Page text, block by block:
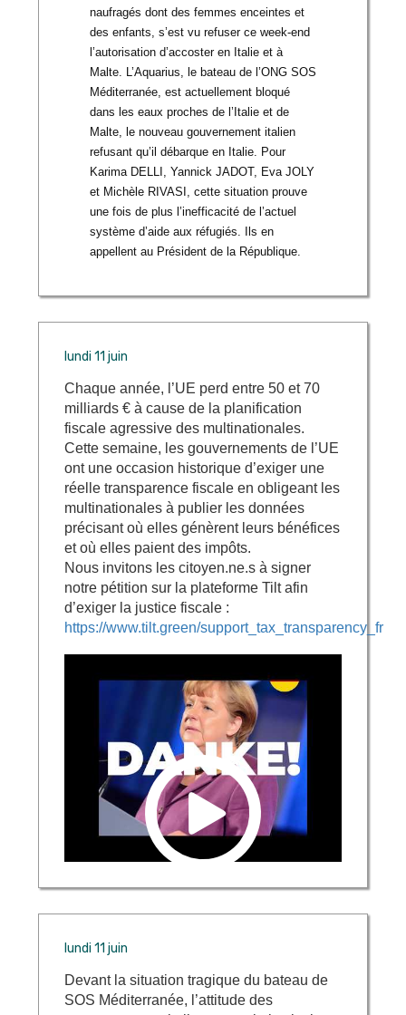
naufragés dont des femmes enceintes et
des enfants, s’est vu refuser ce week-end
l’autorisation d’accoster en Italie et à
Malte. L’Aquarius, le bateau de l’ONG SOS
Méditerranée, est actuellement bloqué
dans les eaux proches de l’Italie et de
Malte, le nouveau gouvernement italien
refusant qu’il débarque en Italie. Pour
Karima DELLI, Yannick JADOT, Eva JOLY
et Michèle RIVASI, cette situation prouve
une fois de plus l’inefficacité de l’actuel
système d’aide aux réfugiés. Ils en
appellent au Président de la République.
lundi 11 juin
Chaque année, l’UE perd entre 50 et 70
milliards € à cause de la planification
fiscale agressive des multinationales.
Cette semaine, les gouvernements de l’UE
ont une occasion historique d’exiger une
réelle transparence fiscale en obligeant les
multinationales à publier les données
précisant où elles génèrent leurs bénéfices
et où elles paient des impôts.
Nous invitons les citoyen.ne.s à signer
notre pétition sur la plateforme Tilt afin
d’exiger la justice fiscale :
https://www.tilt.green/support_tax_transparency_fr
lundi 11 juin
Devant la situation tragique du bateau de
SOS Méditerranée, l’attitude des